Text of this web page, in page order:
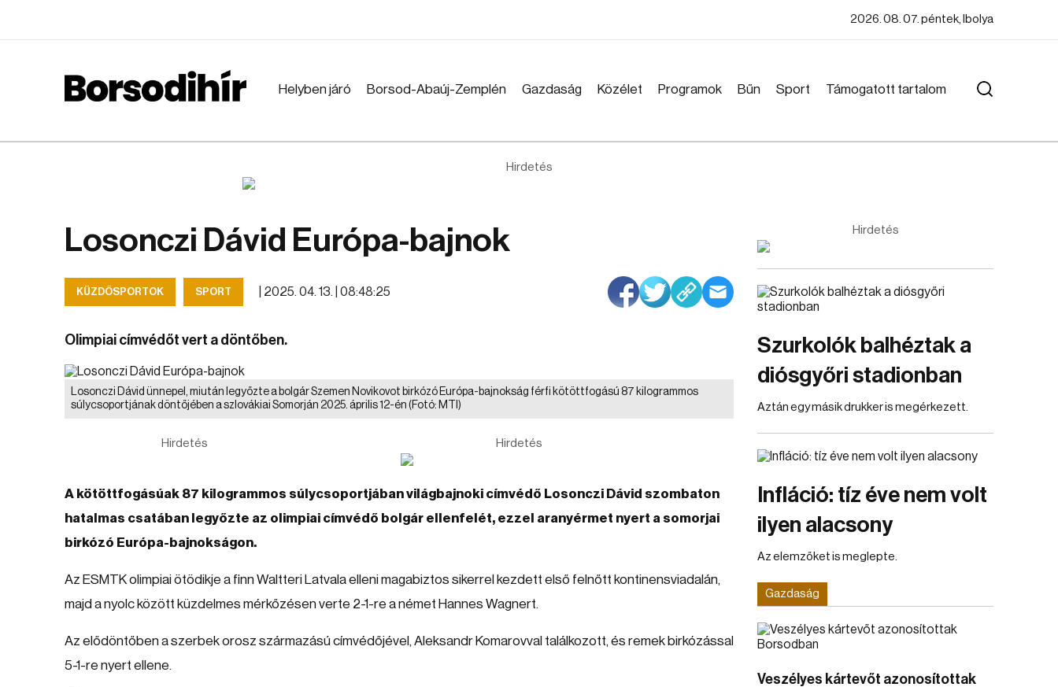
2026. 08. 07. péntek, Ibolya
Helyben járó Borsod-Abaúj-Zemplén Gazdaság Közélet Programok Bűn Sport Támogatott tartalom
Hirdetés
Losonczi Dávid Európa-bajnok
KÜZDŐSPORTOK SPORT 2025. 04. 13. | 08:48:25
Olimpiai címvédőt vert a döntőben.
Losonczi Dávid ünnepel, miután legyőzte a bolgár Szemen Novikovot birkózó Európa-bajnokság férfi kötöttfogású 87 kilogrammos
súlycsoportjának döntőjében a szlovákiai Somorján 2025. április 12-én (Fotó: MTI)
Hirdetés Hirdetés
A kötöttfogásúak 87 kilogrammos súlycsoportjában világbajnoki címvédő Losonczi Dávid szombaton
hatalmas csatában legyőzte az olimpiai címvédő bolgár ellenfelét, ezzel aranyérmet nyert a somorjai
birkózó Európa-bajnokságon.
Az ESMTK olimpiai ötödikje a finn Waltteri Latvala elleni magabiztos sikerrel kezdett első felnőtt kontinensviadalán,
majd a nyolc között küzdelmes mérkőzésen verte 2-1-re a német Hannes Wagnert.
Az elődöntőben a szerbek orosz származású címvédőjével, Aleksandr Komarovval találkozott, és remek birkózással
5-1-re nyert ellene.
Hirdetés
Szurkolók balhéztak a
diósgyőri stadionban
Aztán egy másik drukker is megérkezett.
Infláció: tíz éve nem volt
ilyen alacsony
Az elemzőket is meglepte.
Gazdaság
Veszélyes kártevőt azonosítottak